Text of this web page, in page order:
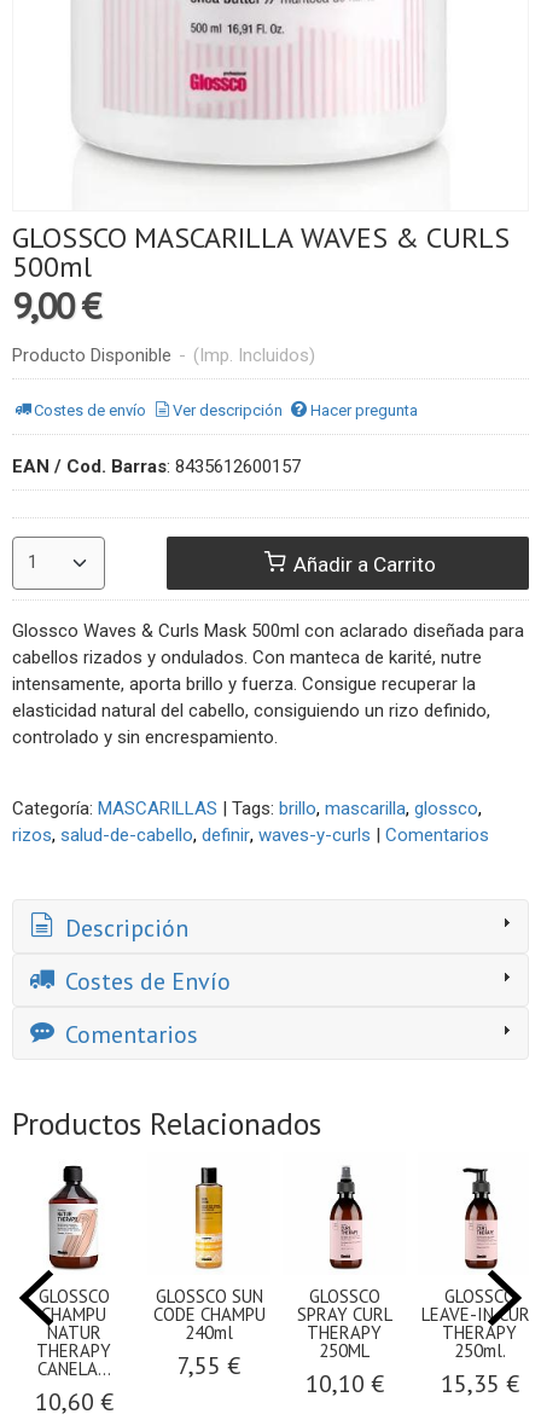
GLOSSCO MASCARILLA WAVES & CURLS
500ml
9,00 €
Producto Disponible - (Imp. Incluidos)
Costes de envío Ver descripción Hacer pregunta
EAN / Cod. Barras: 8435612600157
Añadir a Carrito
Glossco Waves & Curls Mask 500ml con aclarado diseñada para
cabellos rizados y ondulados. Con manteca de karité, nutre
intensamente, aporta brillo y fuerza. Consigue recuperar la
elasticidad natural del cabello, consiguiendo un rizo definido,
controlado y sin encrespamiento.
Categoría: MASCARILLAS | Tags: brillo mascarilla glossco
rizos salud-de-cabello definir waves-y-curls | Comentarios
Descripción
Costes de Envío
Comentarios
Productos Relacionados
GLOSSCO
CHAMPU
NATUR
THERAPY
CANELA...
10,60 €
GLOSSCO SUN
CODE CHAMPU
240ml
7,55 €
GLOSSCO
SPRAY CURL
THERAPY
250ML
10,10 €
GLOSSCO
LEAVE-IN CURL
THERAPY
250ml.
15,35 €